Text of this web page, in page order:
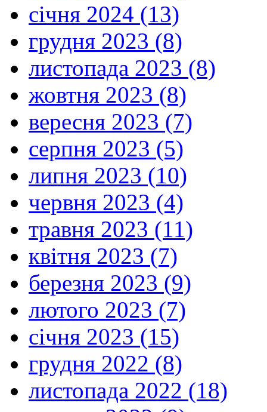
січня 2024 (13)
грудня 2023 (8)
листопада 2023 (8)
жовтня 2023 (8)
вересня 2023 (7)
серпня 2023 (5)
липня 2023 (10)
червня 2023 (4)
травня 2023 (11)
квітня 2023 (7)
березня 2023 (9)
лютого 2023 (7)
січня 2023 (15)
грудня 2022 (8)
листопада 2022 (18)